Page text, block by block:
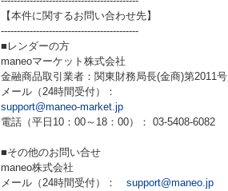
【本件に関するお問い合わせ先】
-------------------------------------------
■レンダーの方
maneoマーケット株式会社
金融商品取引業者：関東財務局長(金商)第2011号
メール（24時間受付）：
support@maneo-market.jp
電話（平日10：00～18：00）： 03-5408-6082
■その他のお問い合せ
maneo株式会社
メール（24時間受付）： support@maneo.jp